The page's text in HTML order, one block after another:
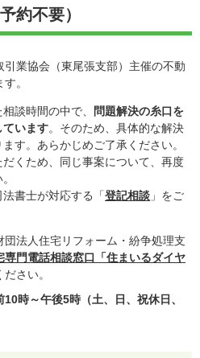
約不要）
業協会（東尾張支部）主催の不動
。
談時間の中で、
問題解決の糸口を
ています。そのため、具体的な解決
す。あらかじめご了承ください。
くため、同じ事案について、再度
書士が対応する「登記相談 」をご
団法人住宅リフォーム・紛争処理支
専門電話相談窓口「住まいるダイヤ
さい。
時～午後5時（土、日、祝休日、